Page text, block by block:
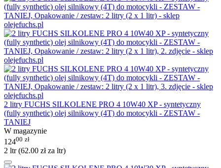
2 litry FUCHS SILKOLENE PRO 4 10W40 XP - syntetyczny
(fully synthetic) olej silnikowy (4T) do motocykli - ZESTAW -
TANIEJ
W magazynie
12400 zł
2 ltr (62.00 złza ltr)